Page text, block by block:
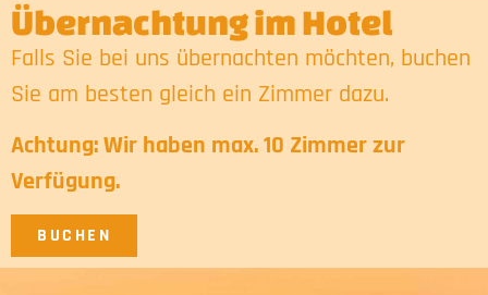
Übernachtung im Hotel
Falls Sie bei uns übernachten möchten, buchen
Sie am besten gleich ein Zimmer dazu.
Achtung: Wir haben max. 10 Zimmer zur
Verfügung.
BUCHEN